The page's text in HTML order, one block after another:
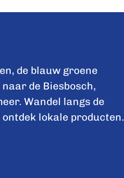
de blauw groene
de Biesbosch,
Wandel langs de
lokale producten.